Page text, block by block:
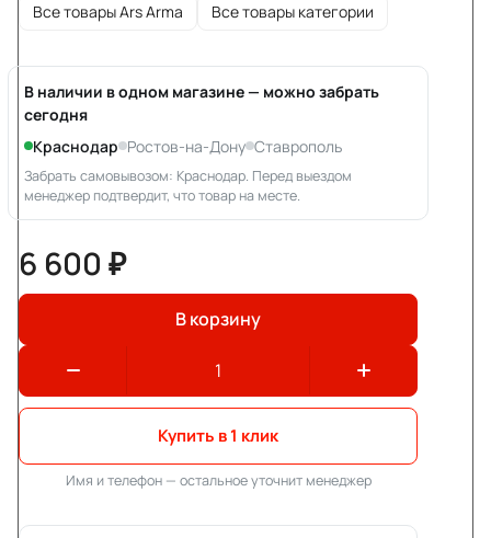
Все товары Ars Arma Все товары категории
В наличии в одном магазине — можно забрать
сегодня
Краснодар Ростов-на-Дону Ставрополь
Забрать самовывозом: Краснодар. Перед выездом
менеджер подтвердит, что товар на месте.
6 600 ₽
В корзину
Купить в 1 клик
Имя и телефон — остальное уточнит менеджер